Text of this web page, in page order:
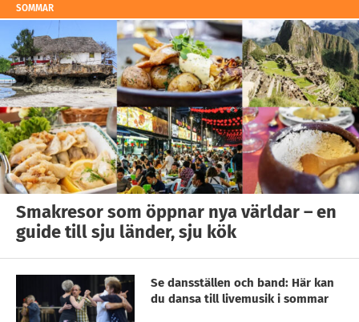
SOMMAR
Smakresor som öppnar nya världar – en
guide till sju länder, sju kök
Se dansställen och band: Här kan
du dansa till livemusik i sommar